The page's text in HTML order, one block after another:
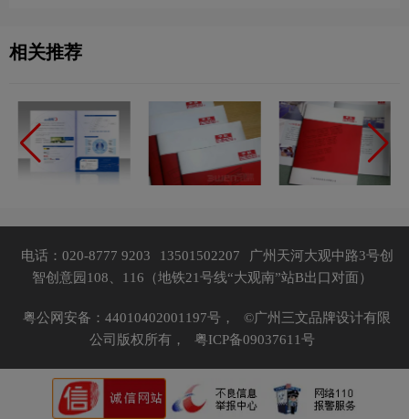
相关推荐
电话：020-8777 9203 13501502207
广州天河大观中路3号创
智创意园108、116（地铁21号线“大观南”站B出口对面）
粤公网安备：44010402001197号，
©广州三文品牌设计有限
公司版权所有，
粤ICP备09037611号